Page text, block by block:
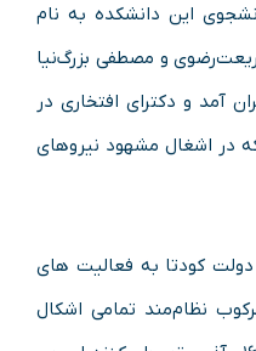
این دانشکده به نام
و مصطفی بزرگ‌نیا
آمد و دکترای افتخاری در
در اشغال مشهود نیروهای
واکنش دولت کودتا به فعالیت های
نظام‌مند تمامی اشکال